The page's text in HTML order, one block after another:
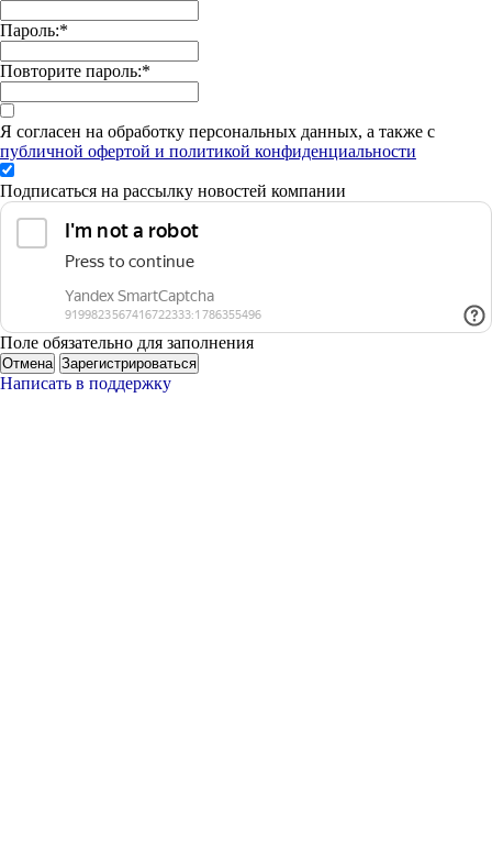
Пароль:*
Повторите пароль:*
Я согласен на обработку персональных данных, а также с
публичной офертой и политикой конфиденциальности
Подписаться на рассылку новостей компании
Поле обязательно для заполнения
Отмена Зарегистрироваться
Написать в поддержку